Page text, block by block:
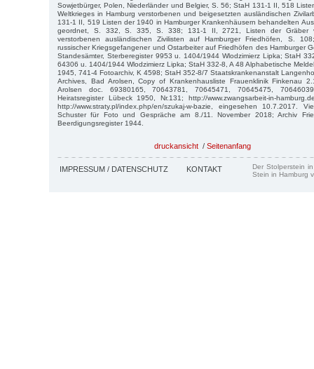
Sowjetbürger, Polen, Niederländer und Belgier, S. 56; StaH 131-1 II, 518
Weltkrieges in Hamburg verstorbenen und beigesetzten ausländischen
131-1 II, 519 Listen der 1940 in Hamburger Krankenhäusern behandelten
geordnet, S. 332, S. 335, S. 338; 131-1 II, 2721, Listen der Gräber
verstorbenen ausländischen Zivilisten auf Hamburger Friedhöfen, S.
russischer Kriegsgefangener und Ostarbeiter auf Friedhöfen des Hamburger
Standesämter, Sterberegister 9953 u. 1404/1944 Wlodzimierz Lipka; StaH
64306 u. 1404/1944 Wlodzimierz Lipka; StaH 332-8, A 48 Alphabetische
1945, 741-4 Fotoarchiv, K 4598; StaH 352-8/7 Staatskrankenanstalt
Archives, Bad Arolsen, Copy of Krankenhausliste Frauenklinik Finkenau
Arolsen doc. 69380165, 70643781, 70645471, 70645475,
Heiratsregister Lübeck 1950, Nr.131; http://www.zwangsarbeit-in-
http://www.straty.pl/index.php/en/szukaj-w-bazie, eingesehen 10.7.2017.
Schuster für Foto und Gespräche am 8./11. November 2018; Archiv
Beerdigungsregister 1944.
druckansicht / Seitenanfang
IMPRESSUM / DATENSCHUTZ KONTAKT
Der Stolperstein
Stein in Hamburg